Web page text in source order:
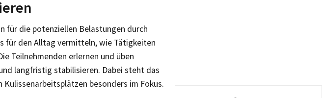
für die potenziellen Belastungen durch
für den Alltag vermitteln, wie Tätigkeiten
Teilnehmenden erlernen und üben
langfristig stabilisieren. Dabei steht das
besonders im Fokus.